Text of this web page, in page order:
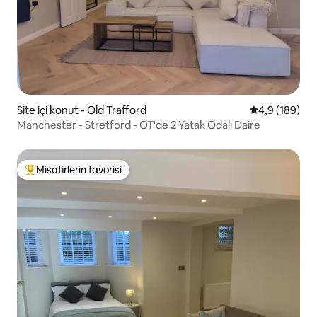
Site içi konut - Old Trafford 5 üzerinden
4,9 (189)
Manchester - Stretford - OT'de 2 Yatak Odalı Daire
Misafirlerin favorilerinden en beğenilenler arasında
Misafirlerin favorisi